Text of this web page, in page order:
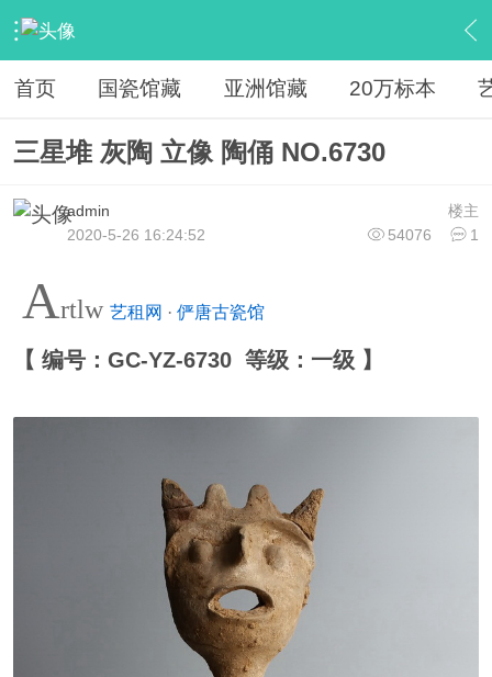
› 馆藏 › 馆藏古陶瓷 › 内容
首页 国瓷馆藏 亚洲馆藏 20万标本
三星堆 灰陶 立像 陶俑 NO.6730
楼主
admin
54076
1
2020-5-26 16:24:52
Artlw 艺租网 · 俨唐古瓷馆
【 编号：GC-YZ-6730 等级：一级 】